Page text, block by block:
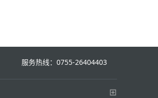
服务热线：0755-26404403